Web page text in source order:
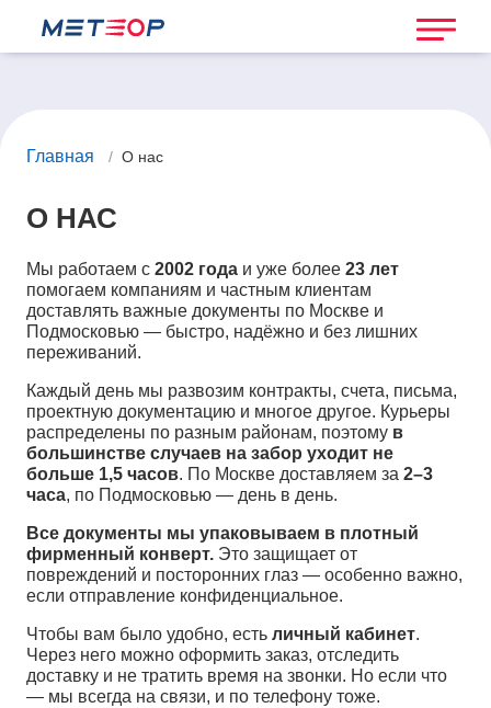
Главная / О нас
О НАС
Мы работаем с 2002 года и уже более 23 лет
помогаем компаниям и частным клиентам
доставлять важные документы по Москве и
Подмосковью — быстро, надёжно и без лишних
переживаний.
Каждый день мы развозим контракты, счета, письма,
проектную документацию и многое другое. Курьеры
распределены по разным районам, поэтому в
большинстве случаев на забор уходит не
больше 1,5 часов. По Москве доставляем за 2–3
часа, по Подмосковью — день в день.
Все документы мы упаковываем в плотный
фирменный конверт. Это защищает от
повреждений и посторонних глаз — особенно важно,
если отправление конфиденциальное.
Чтобы вам было удобно, есть личный кабинет.
Через него можно оформить заказ, отследить
доставку и не тратить время на звонки. Но если что
— мы всегда на связи, и по телефону тоже.